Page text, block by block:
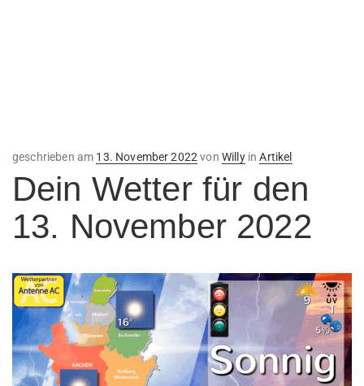
geschrieben am Veröffentlicht
am
13. November 2022 von WillyinArtikel
Dein Wetter für den
13. November 2022